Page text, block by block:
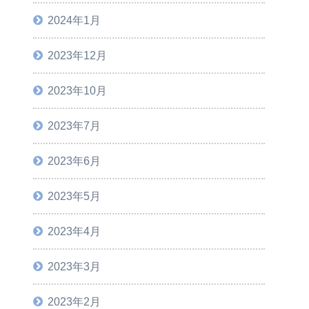
2024年1月
2023年12月
2023年10月
2023年7月
2023年6月
2023年5月
2023年4月
2023年3月
2023年2月